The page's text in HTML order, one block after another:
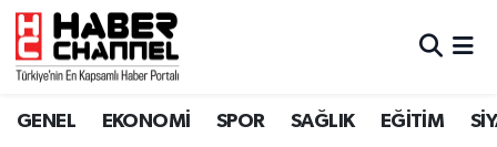
GENEL EKONOMİ SPOR SAĞLIK EĞİTİM
GENEL
Nöbetçi Eczaneler